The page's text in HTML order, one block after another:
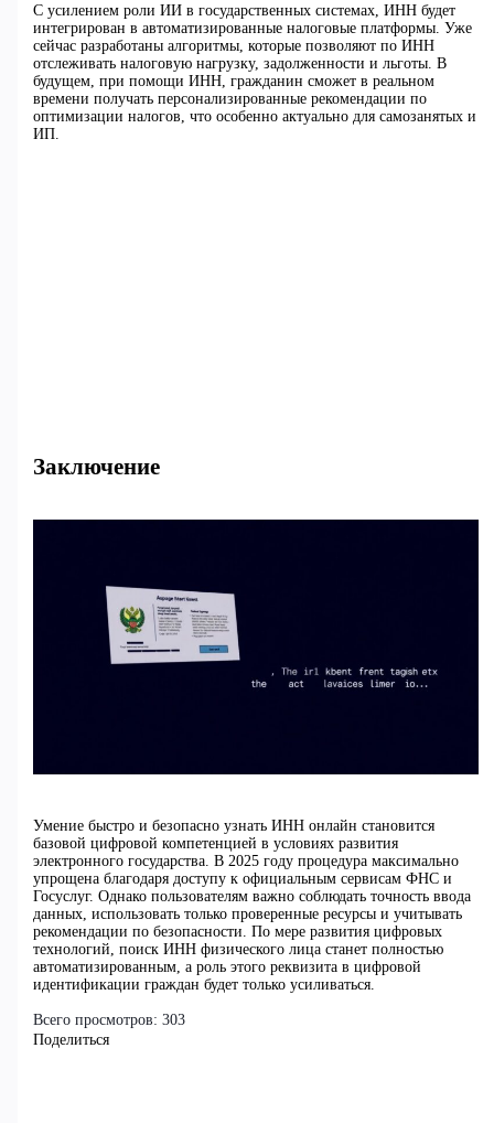
С усилением роли ИИ в государственных системах, ИНН будет
интегрирован в автоматизированные налоговые платформы. Уже
сейчас разработаны алгоритмы, которые позволяют по ИНН
отслеживать налоговую нагрузку, задолженности и льготы. В
будущем, при помощи ИНН, гражданин сможет в реальном
времени получать персонализированные рекомендации по
оптимизации налогов, что особенно актуально для самозанятых и
ИП.
Заключение
Умение быстро и безопасно узнать ИНН онлайн становится
базовой цифровой компетенцией в условиях развития
электронного государства. В 2025 году процедура максимально
упрощена благодаря доступу к официальным сервисам ФНС и
Госуслуг. Однако пользователям важно соблюдать точность ввода
данных, использовать только проверенные ресурсы и учитывать
рекомендации по безопасности. По мере развития цифровых
технологий, поиск ИНН физического лица станет полностью
автоматизированным, а роль этого реквизита в цифровой
идентификации граждан будет только усиливаться.
Всего просмотров: 303
Поделиться